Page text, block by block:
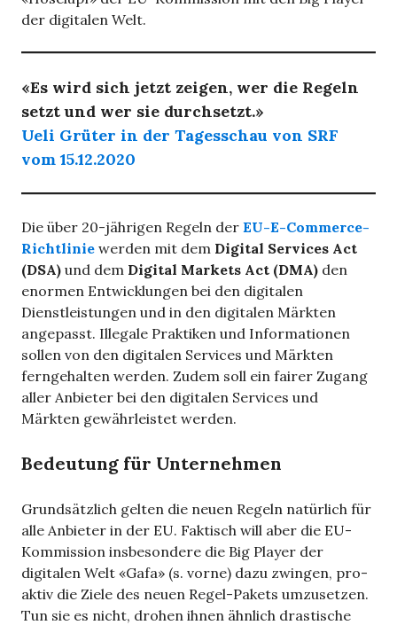
der digitalen Welt.
«Es wird sich jetzt zeigen, wer die Regeln
setzt und wer sie durchsetzt.»
Ueli Grüter in der Tagesschau von SRF
vom 15.12.2020
Die über 20-jährigen Regeln der EU-E-Commerce-
Richtlinie werden mit dem Digital Services Act
(DSA) und dem Digital Markets Act (DMA) den
enormen Entwicklungen bei den digitalen
Dienstleistungen und in den digitalen Märkten
angepasst. Illegale Praktiken und Informationen
sollen von den digitalen Services und Märkten
ferngehalten werden. Zudem soll ein fairer Zugang
aller Anbieter bei den digitalen Services und
Märkten gewährleistet werden.
Bedeutung für Unternehmen
Grundsätzlich gelten die neuen Regeln natürlich für
alle Anbieter in der EU. Faktisch will aber die EU-
Kommission insbesondere die Big Player der
digitalen Welt «Gafa» (s. vorne) dazu zwingen, pro-
aktiv die Ziele des neuen Regel-Pakets umzusetzen.
Tun sie es nicht, drohen ihnen ähnlich drastische